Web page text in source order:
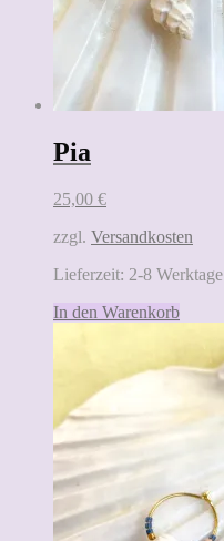
Pia
25,00 €
zzgl. Versandkosten
Lieferzeit: 2-8 Werktage
In den Warenkorb